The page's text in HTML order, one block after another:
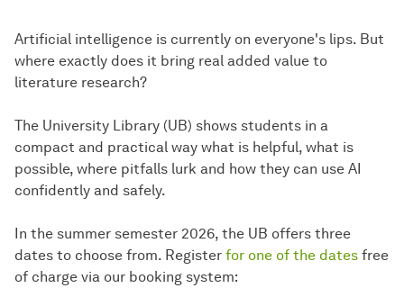
Artificial intelligence is currently on everyone's lips. But
where exactly does it bring real added value to
literature research?
The University Library (UB) shows students in a
compact and practical way what is helpful, what is
possible, where pitfalls lurk and how they can use AI
confidently and safely.
In the summer semester 2026, the UB offers three
dates to choose from. Register for one of the dates free
of charge via our booking system: